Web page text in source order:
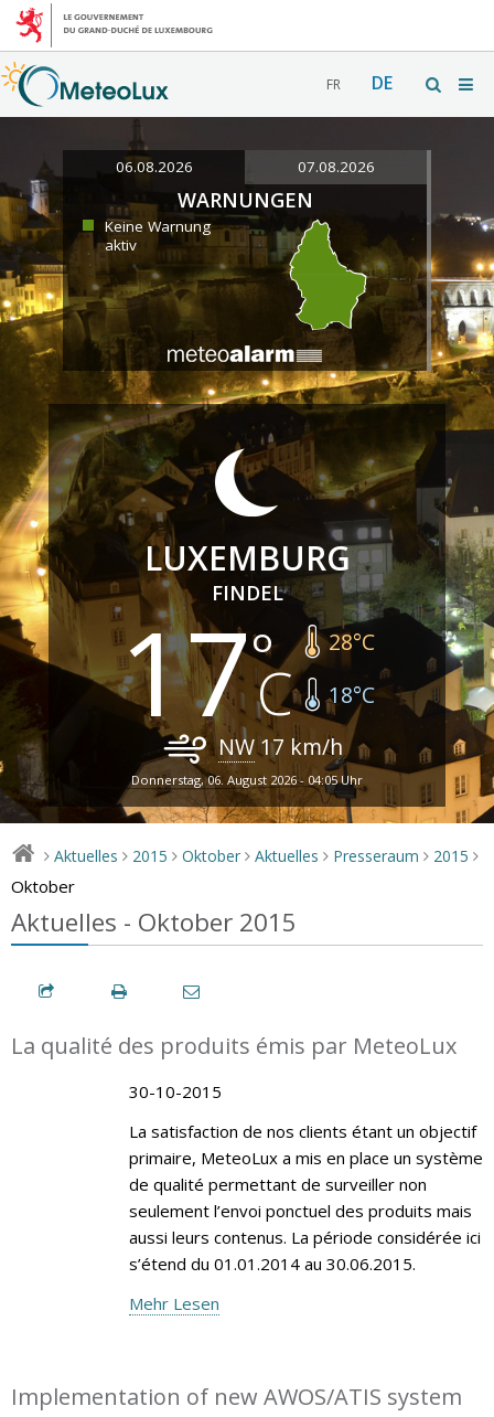
FR DE
06.08.2026 07.08.2026
WARNUNGEN
Keine Warnung
aktiv
LUXEMBURG
FINDEL
17 28°C
18°C
NW17 km/h
Donnerstag, 06. August 2026 - 04:05 Uhr
> Aktuelles > 2015 > Oktober > Aktuelles > Presseraum > 2015 >
Oktober
Aktuelles - Oktober 2015
La qualité des produits émis par MeteoLux
30-10-2015
La satisfaction de nos clients étant un objectif
primaire, MeteoLux a mis en place un système
de qualité permettant de surveiller non
seulement l’envoi ponctuel des produits mais
aussi leurs contenus. La période considérée ici
s’étend du 01.01.2014 au 30.06.2015.
Mehr Lesen
Implementation of new AWOS/ATIS system